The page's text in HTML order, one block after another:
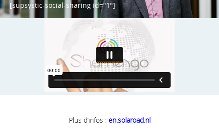
[supsystic-social-sharing id="1"]
Plus d’infos : en.solaroad.nl